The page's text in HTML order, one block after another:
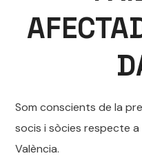
Som conscients de la
socis i sòcies respecte
València.